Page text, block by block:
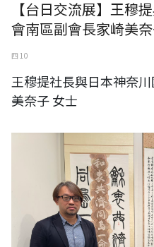
【台日交流展】王穆
會南區副會長家崎美
四 10
王穆提社長與日本神奈
美奈子 女士